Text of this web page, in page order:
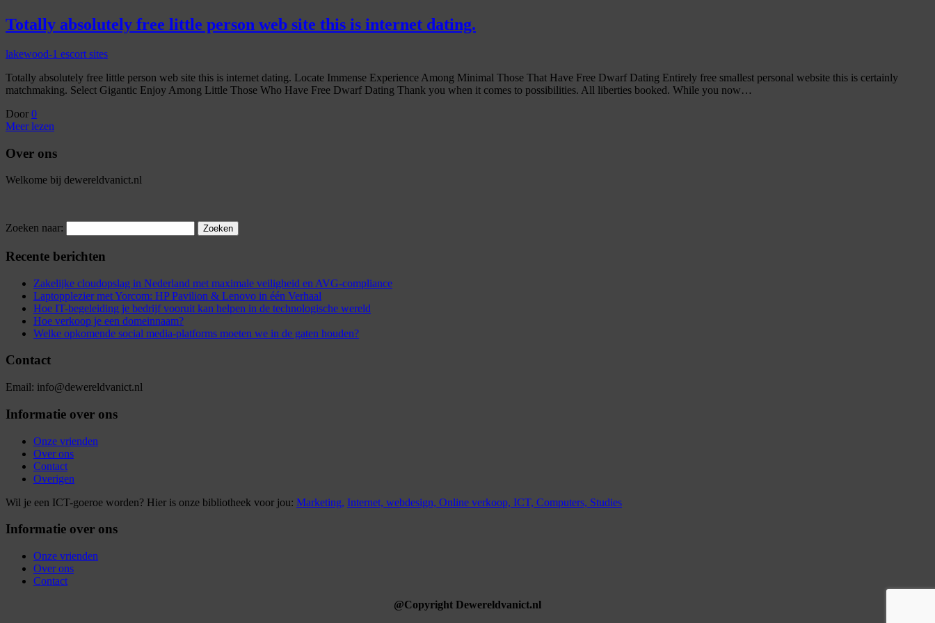
Totally absolutely free little person web site this is internet dating.
lakewood-1 escort sites
Totally absolutely free little person web site this is internet dating. Locate Immense Experience Among Minimal Those That Have Free Dwarf Dating Entirely free smallest personal website this is certainly
matchmaking. Select Gigantic Enjoy Among Little Those Who Have Free Dwarf Dating Thank you when it comes to possibilities. All liberties booked. While you now…
Door 0
Meer lezen
Over ons
Welkome bij dewereldvanict.nl
Zoeken naar:
Recente berichten
Zakelijke cloudopslag in Nederland met maximale veiligheid en AVG-compliance
Laptopplezier met Yorcom: HP Pavilion & Lenovo in één Verhaal
Hoe IT-begeleiding je bedrijf vooruit kan helpen in de technologische wereld
Hoe verkoop je een domeinnaam?
Welke opkomende social media-platforms moeten we in de gaten houden?
Contact
Email: info@dewereldvanict.nl
Informatie over ons
Onze vrienden
Over ons
Contact
Overigen
Wil je een ICT-goeroe worden? Hier is onze bibliotheek voor jou: Marketing, Internet, webdesign, Online verkoop, ICT, Computers, Studies
Informatie over ons
Onze vrienden
Over ons
Contact
@Copyright Dewereldvanict.nl